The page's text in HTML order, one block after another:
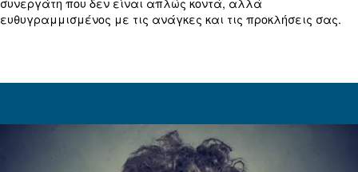
την πώληση μέχρι την εγκατάσταση και τη
εξειδικευμένης υποστήριξης, σας προσκαλούμε
επικοινωνήσετε μαζί μας για να βρείτε τον